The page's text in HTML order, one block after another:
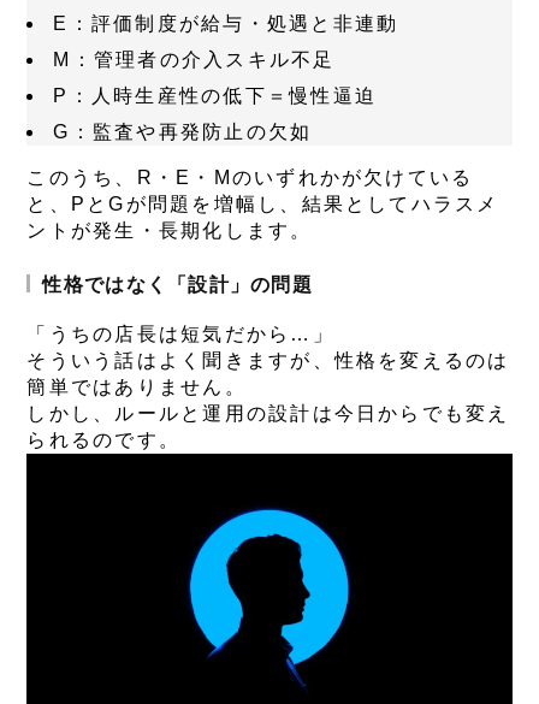
E
：評価制度が給与・処遇と非連動
M
：管理者の介入スキル不足
P
：人時生産性の低下＝慢性逼迫
G ：監査や再発防止の欠如
このうち、R・E・Mのいずれかが欠けている
と、PとGが問題を増幅し、結果としてハラスメ
ントが発生・長期化します。
性格ではなく「設計」の問題
「うちの店長は短気だから…」
そういう話はよく聞きますが、性格を変えるのは
簡単ではありません。
しかし、 ルールと運用の設計は今日からでも変え
られるのです。